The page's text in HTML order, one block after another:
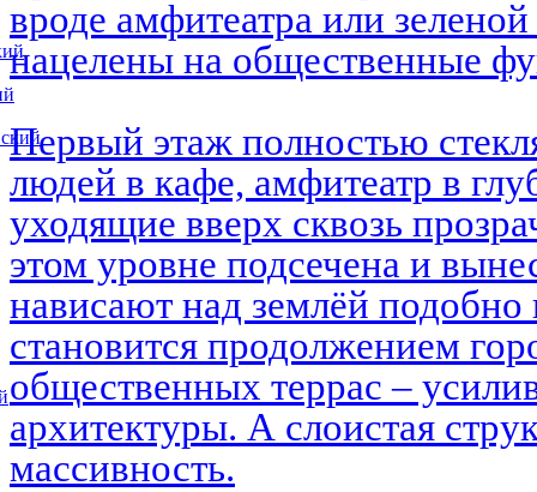
вроде амфитеатра или
нацелены на общественные
Первый этаж полностью
людей в кафе, амфитеатр в
уходящие вверх сквозь
этом уровне подсечена и
нависают над землёй
становится продолжением
общественных террас –
архитектуры. А слоистая
массивность.